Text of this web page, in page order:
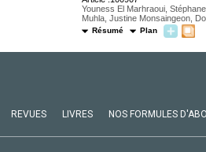
Youness El Marhraoui,
Muhla, Justine Monsaingeon,
Résumé Plan
REVUES LIVRES NOS FORMULES